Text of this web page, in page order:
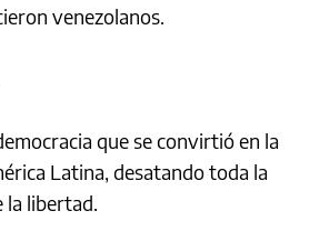
venezolanos.
que se convirtió en la
Latina, desatando toda la
la libertad.